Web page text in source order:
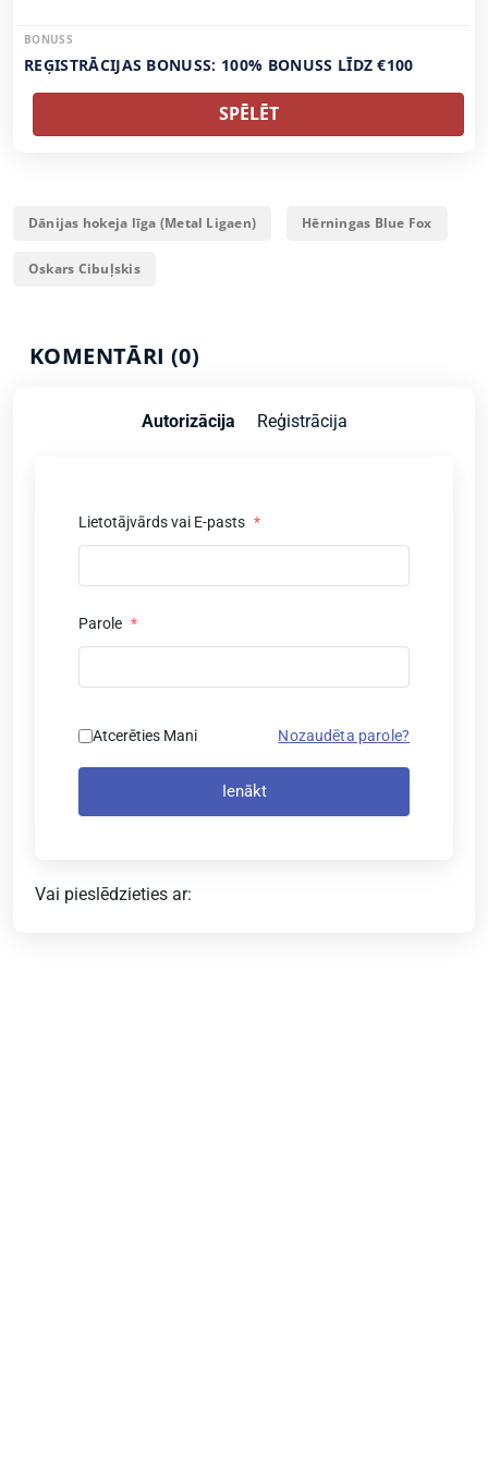
BONUSS
REĢISTRĀCIJAS BONUSS: 100% BONUSS LĪDZ €100
SPĒLĒT
Dānijas hokeja līga (Metal Ligaen) Hērningas Blue Fox
Oskars Cibuļskis
KOMENTĀRI (0)
Autorizācija Reģistrācija
Lietotājvārds vai E-pasts *
Parole *
Atcerēties Mani Nozaudēta parole?
Ienākt
Vai pieslēdzieties ar: